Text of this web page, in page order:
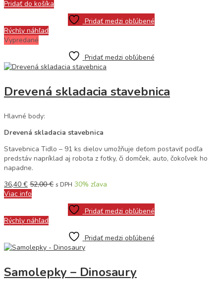
Pridať do košíka
Pridať medzi obľúbené
Rýchly náhľad
Vypredané
Pridať medzi obľúbené
Drevená skladacia stavebnica
Hlavné body:
Drevená skladacia stavebnica
Stavebnica Tidlo – 91 ks dielov umožňuje deťom postaviť podľa
predstáv napríklad aj robota z fotky, či domček, auto, čokoľvek ho
napadne.
36,40 € 52,00€ s DPH 30% zľava
Viac info
Pridať medzi obľúbené
Rýchly náhľad
Pridať medzi obľúbené
Samolepky – Dinosaury